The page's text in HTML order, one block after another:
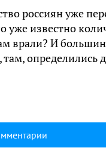
россиян уже
уже известно
врали? И
определились